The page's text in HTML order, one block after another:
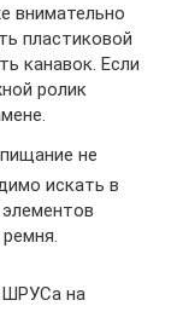
внимательно
пластиковой
канавок. Если
ролик
не
искать в
ШРУСа на